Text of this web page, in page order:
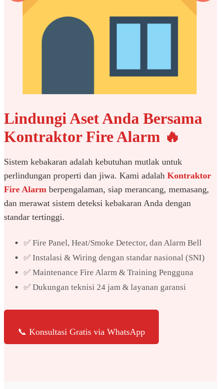
Lindungi Aset Anda Bersama
Kontraktor Fire Alarm 🔥
Sistem kebakaran adalah kebutuhan mutlak untuk
perlindungan properti dan jiwa. Kami adalah Kontraktor
Fire Alarm berpengalaman, siap merancang, memasang,
dan merawat sistem deteksi kebakaran Anda dengan
standar tertinggi.
✅ Fire Panel, Heat/Smoke Detector, dan Alarm Bell
✅ Instalasi & Wiring dengan standar nasional (SNI)
✅ Maintenance Fire Alarm & Training Pengguna
✅ Dukungan teknisi 24 jam & layanan garansi
📞 Konsultasi Gratis via WhatsApp